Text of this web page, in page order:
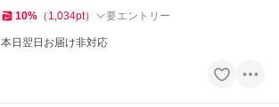
10% （ 1,034pt） 要エントリー
本日翌日お届け非対応